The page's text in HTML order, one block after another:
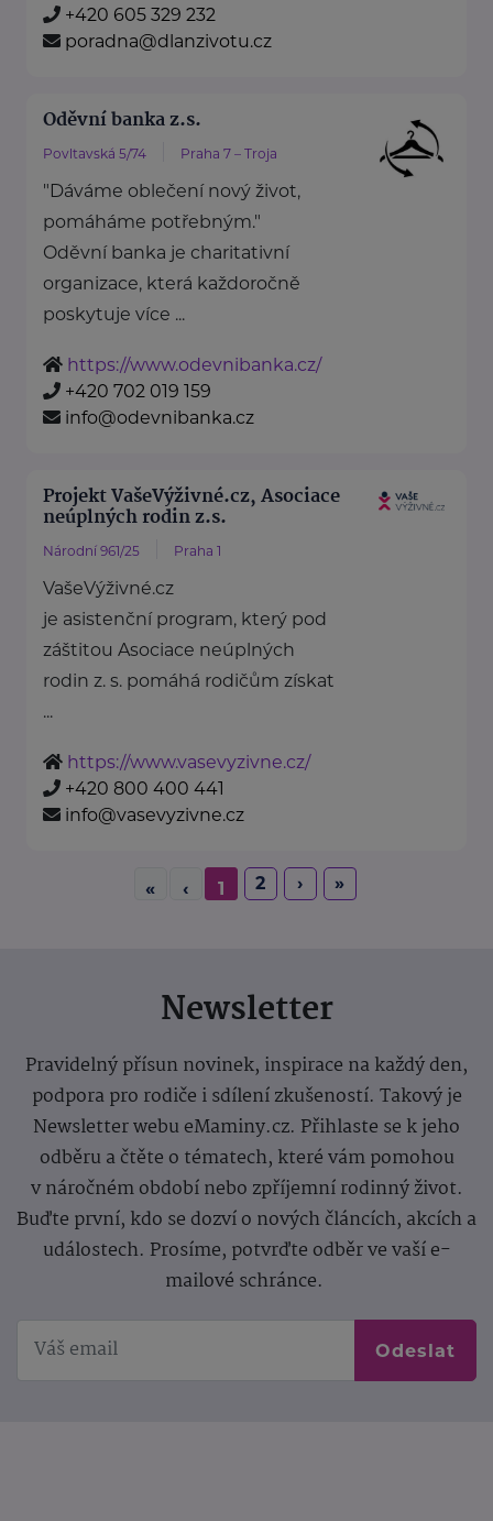
+420 605 329 232
poradna@dlanzivotu.cz
Oděvní banka z.s.
Povltavská 5/74 Praha 7 – Troja
"Dáváme oblečení nový život,
pomáháme potřebným."
Oděvní banka je charitativní
organizace, která každoročně
poskytuje více ...
https://www.odevnibanka.cz/
+420 702 019 159
info@odevnibanka.cz
Projekt VašeVýživné.cz, Asociace
neúplných rodin z.s.
Národní 961/25 Praha 1
VašeVýživné.cz
je asistenční program, který pod
záštitou Asociace neúplných
rodin z. s. pomáhá rodičům získat
...
https://www.vasevyzivne.cz/
+420 800 400 441
info@vasevyzivne.cz
« ‹ 1 2 › »
Newsletter
Pravidelný přísun novinek, inspirace na každý den,
podpora pro rodiče i sdílení zkušeností. Takový je
Newsletter webu eMaminy.cz. Přihlaste se k jeho
odběru a čtěte o tématech, které vám pomohou
v náročném období nebo zpříjemní rodinný život.
Buďte první, kdo se dozví o nových článcích, akcích a
událostech. Prosíme, potvrďte odběr ve vaší e-
mailové schránce.
Odeslat